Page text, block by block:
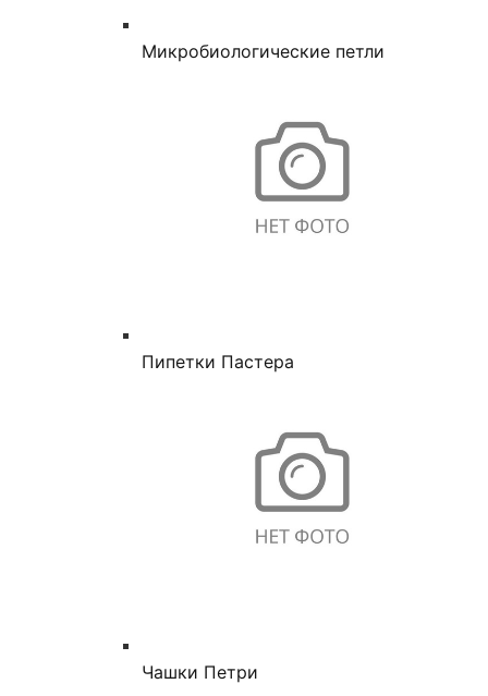
Микробиологические петли
Пипетки Пастера
Чашки Петри